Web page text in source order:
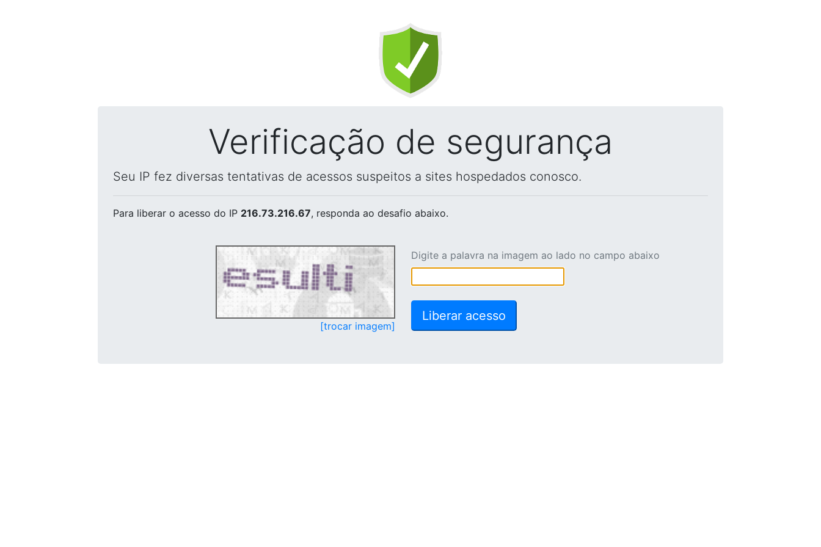
Verificação de segurança
Seu IP fez diversas tentativas de acessos suspeitos a sites hospedados conosco.
Para liberar o acesso do IP 216.73.216.67, responda ao desafio abaixo.
[trocar imagem]
Digite a palavra na imagem ao lado no campo abaixo